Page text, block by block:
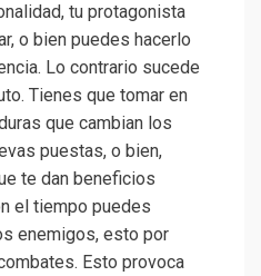
tu protagonista
o bien puedes hacerlo
Lo contrario sucede
Tienes que tomar en
que cambian los
puestas, o bien,
te dan beneficios
el tiempo puedes
enemigos, esto por
Esto provoca